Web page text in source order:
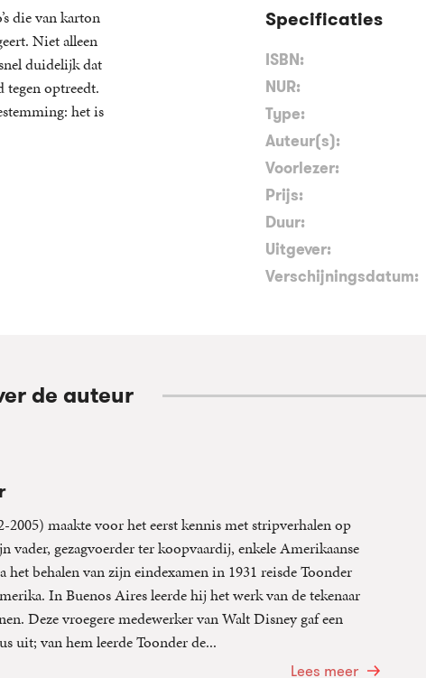
die van karton
Niet alleen
duidelijk dat
tegen optreedt.
het is
Specificaties
ISBN:
NUR:
Type:
Auteur(s):
Voorlezer:
Prijs:
Duur:
Uitgever:
Verschijningsdatum:
de auteur
2005) maakte voor het eerst kennis met stripverhalen op
vader, gezagvoerder ter koopvaardij, enkele Amerikaanse
het behalen van zijn eindexamen in 1931 reisde Toonder
In Buenos Aires leerde hij het werk van de tekenaar
Deze vroegere medewerker van Walt Disney gaf een
uit; van hem leerde Toonder de...
Lees meer